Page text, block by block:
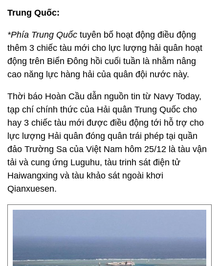
Trung Quốc:
*Phía Trung Quốc tuyên bố hoạt động điều động
thêm 3 chiếc tàu mới cho lực lượng hải quân hoạt
động trên Biển Đông hồi cuối tuần là nhằm nâng
cao năng lực hàng hải của quân đội nước này.
Thời báo Hoàn Cầu dẫn nguồn tin từ Navy Today,
tạp chí chính thức của Hải quân Trung Quốc cho
hay 3 chiếc tàu mới được điều động tới hỗ trợ cho
lực lượng Hải quân đóng quân trái phép tại quần
đảo Trường Sa của Việt Nam hôm 25/12 là tàu vận
tải và cung ứng Luguhu, tàu trinh sát điện tử
Haiwangxing và tàu khảo sát ngoài khơi
Qianxuesen.